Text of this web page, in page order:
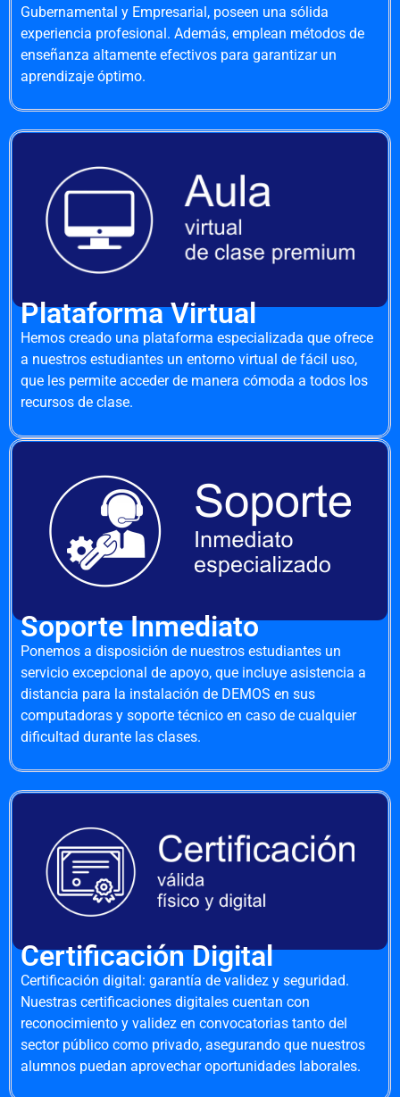
Gubernamental y Empresarial, poseen una sólida
experiencia profesional. Además, emplean métodos de
enseñanza altamente efectivos para garantizar un
aprendizaje óptimo.
Plataforma Virtual
Hemos creado una plataforma especializada que ofrece
a nuestros estudiantes un entorno virtual de fácil uso,
que les permite acceder de manera cómoda a todos los
recursos de clase.
Soporte Inmediato
Ponemos a disposición de nuestros estudiantes un
servicio excepcional de apoyo, que incluye asistencia a
distancia para la instalación de DEMOS en sus
computadoras y soporte técnico en caso de cualquier
dificultad durante las clases.
Certificación Digital
Certificación digital: garantía de validez y seguridad.
Nuestras certificaciones digitales cuentan con
reconocimiento y validez en convocatorias tanto del
sector público como privado, asegurando que nuestros
alumnos puedan aprovechar oportunidades laborales.